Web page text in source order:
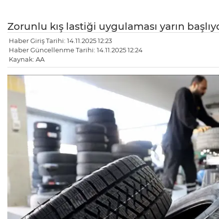
Zorunlu kış lastiği uygulaması yarın
Haber Giriş Tarihi: 14.11.2025 12:23
Haber Güncellenme Tarihi: 14.11.2025 12:24
Kaynak: AA